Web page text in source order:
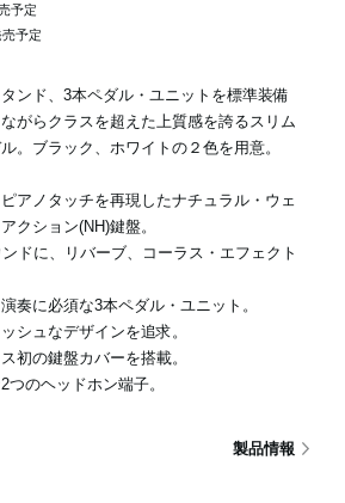
予定
予定
ンド、3本ペダル・ユニットを標準装備
がらクラスを超えた上質感を誇るスリム
。ブラック、ホワイトの２色を用意。
アノタッチを再現したナチュラル・ウェ
クション(NH)鍵盤。
ドに、リバーブ、コーラス・エフェクト
奏に必須な3本ペダル・ユニット。
シュなデザインを追求。
初の鍵盤カバーを搭載。
つのヘッドホン端子。
製品情報